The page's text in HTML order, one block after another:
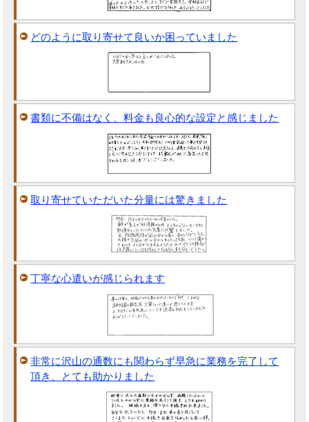
どのように取り寄せて良いか困っていました
書類に不備はなく、料金も良心的な設定と感じました
取り寄せていただいた分量には驚きました
丁寧な心遣いが感じられます
非常に沢山の通数にも関わらず早急に業務を完了して
頂き、とても助かりました